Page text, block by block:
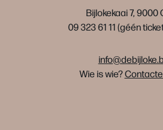
Bijlokekaai 7, 9000
09 323 61 11 (géén
Wie is wie?